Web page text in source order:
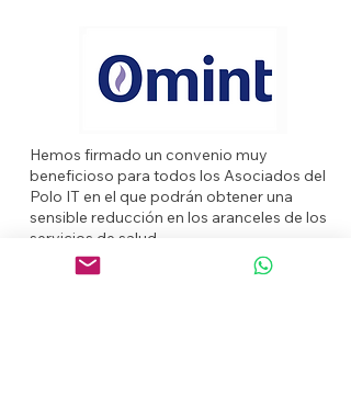
Hemos firmado un convenio muy
beneficioso para todos los Asociados del
Polo IT en el que podrán obtener una
sensible reducción en los aranceles de los
servicios de salud.
Envía un mail a
poloit@poloitbuenosaires.org.ar